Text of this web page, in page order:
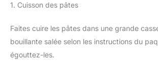
1. Cuisson des pâtes
Faites cuire les pâtes dans une grande
bouillante salée selon les instructions du
égouttez-les.